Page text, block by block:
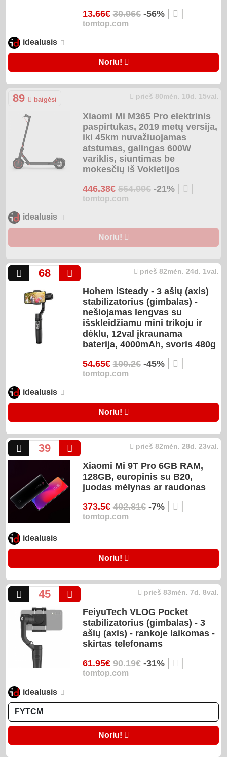
13.66€ 30.96€ -56% | |
tomtop.com
idealusis
Noriu!
89 baigėsi prieš 80mėn. 10d. 15val.
Xiaomi Mi M365 Pro elektrinis
paspirtukas, 2019 metų versija,
iki 45km nuvažiuojamas
atstumas, galingas 600W
variklis, siuntimas be
mokesčių iš Vokietijos
446.38€ 564.99€ -21% | |
tomtop.com
idealusis
Noriu!
68 prieš 82mėn. 24d. 1val.
Hohem iSteady - 3 ašių (axis)
stabilizatorius (gimbalas) -
nešiojamas lengvas su
išskleidžiamu mini trikoju ir
dėklu, 12val įkraunama
baterija, 4000mAh, svoris 480g
54.65€ 100.2€ -45% | |
tomtop.com
idealusis
Noriu!
39 prieš 82mėn. 28d. 23val.
Xiaomi Mi 9T Pro 6GB RAM,
128GB, europinis su B20,
juodas mėlynas ar raudonas
373.5€ 402.81€ -7%
tomtop.com
idealusis
Noriu!
45 prieš 83mėn. 7d. 8val.
FeiyuTech VLOG Pocket
stabilizatorius (gimbalas) - 3
ašių (axis) - rankoje laikomas -
skirtas telefonams
61.95€ 90.19€ -31% | |
tomtop.com
idealusis
Noriu!